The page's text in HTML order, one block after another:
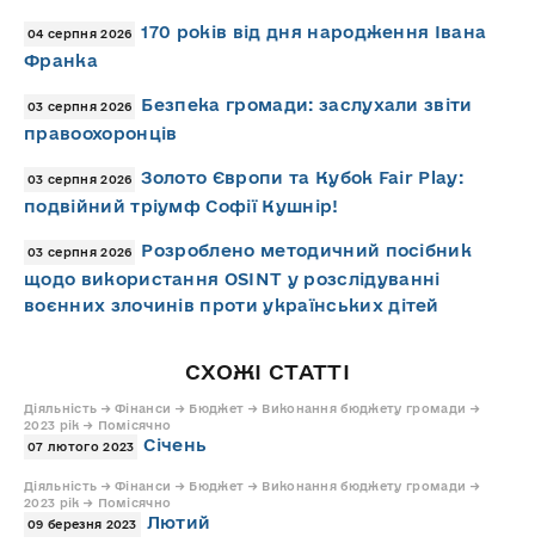
04 серпня 2026
170 років від дня народження Івана
Франка
03 серпня 2026
Безпека громади: заслухали звіти
правоохоронців
03 серпня 2026
Золото Європи та Кубок Fair Play:
подвійний тріумф Софії Кушнір!
03 серпня 2026
Розроблено методичний посібник
щодо використання OSINT у розслідуванні
воєнних злочинів проти українських дітей
СХОЖІ СТАТТІ
Діяльність → Фінанси → Бюджет → Виконання бюджету громади →
2023 рік → Помісячно
07 лютого 2023
Січень
Діяльність → Фінанси → Бюджет → Виконання бюджету громади →
2023 рік → Помісячно
09 березня 2023
Лютий